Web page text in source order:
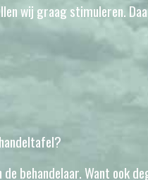
wij graag stimuleren.
behandelaar. Want ook